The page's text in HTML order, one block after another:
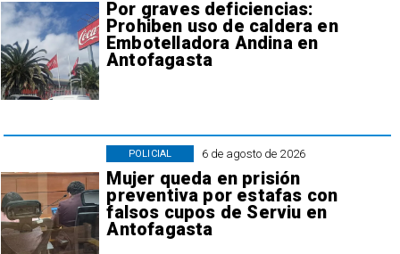
Por graves deficiencias:
Prohiben uso de caldera en
Embotelladora Andina en
Antofagasta
6 de agosto de 2026
Mujer queda en prisión
preventiva por estafas con
falsos cupos de Serviu en
Antofagasta
POLICIAL